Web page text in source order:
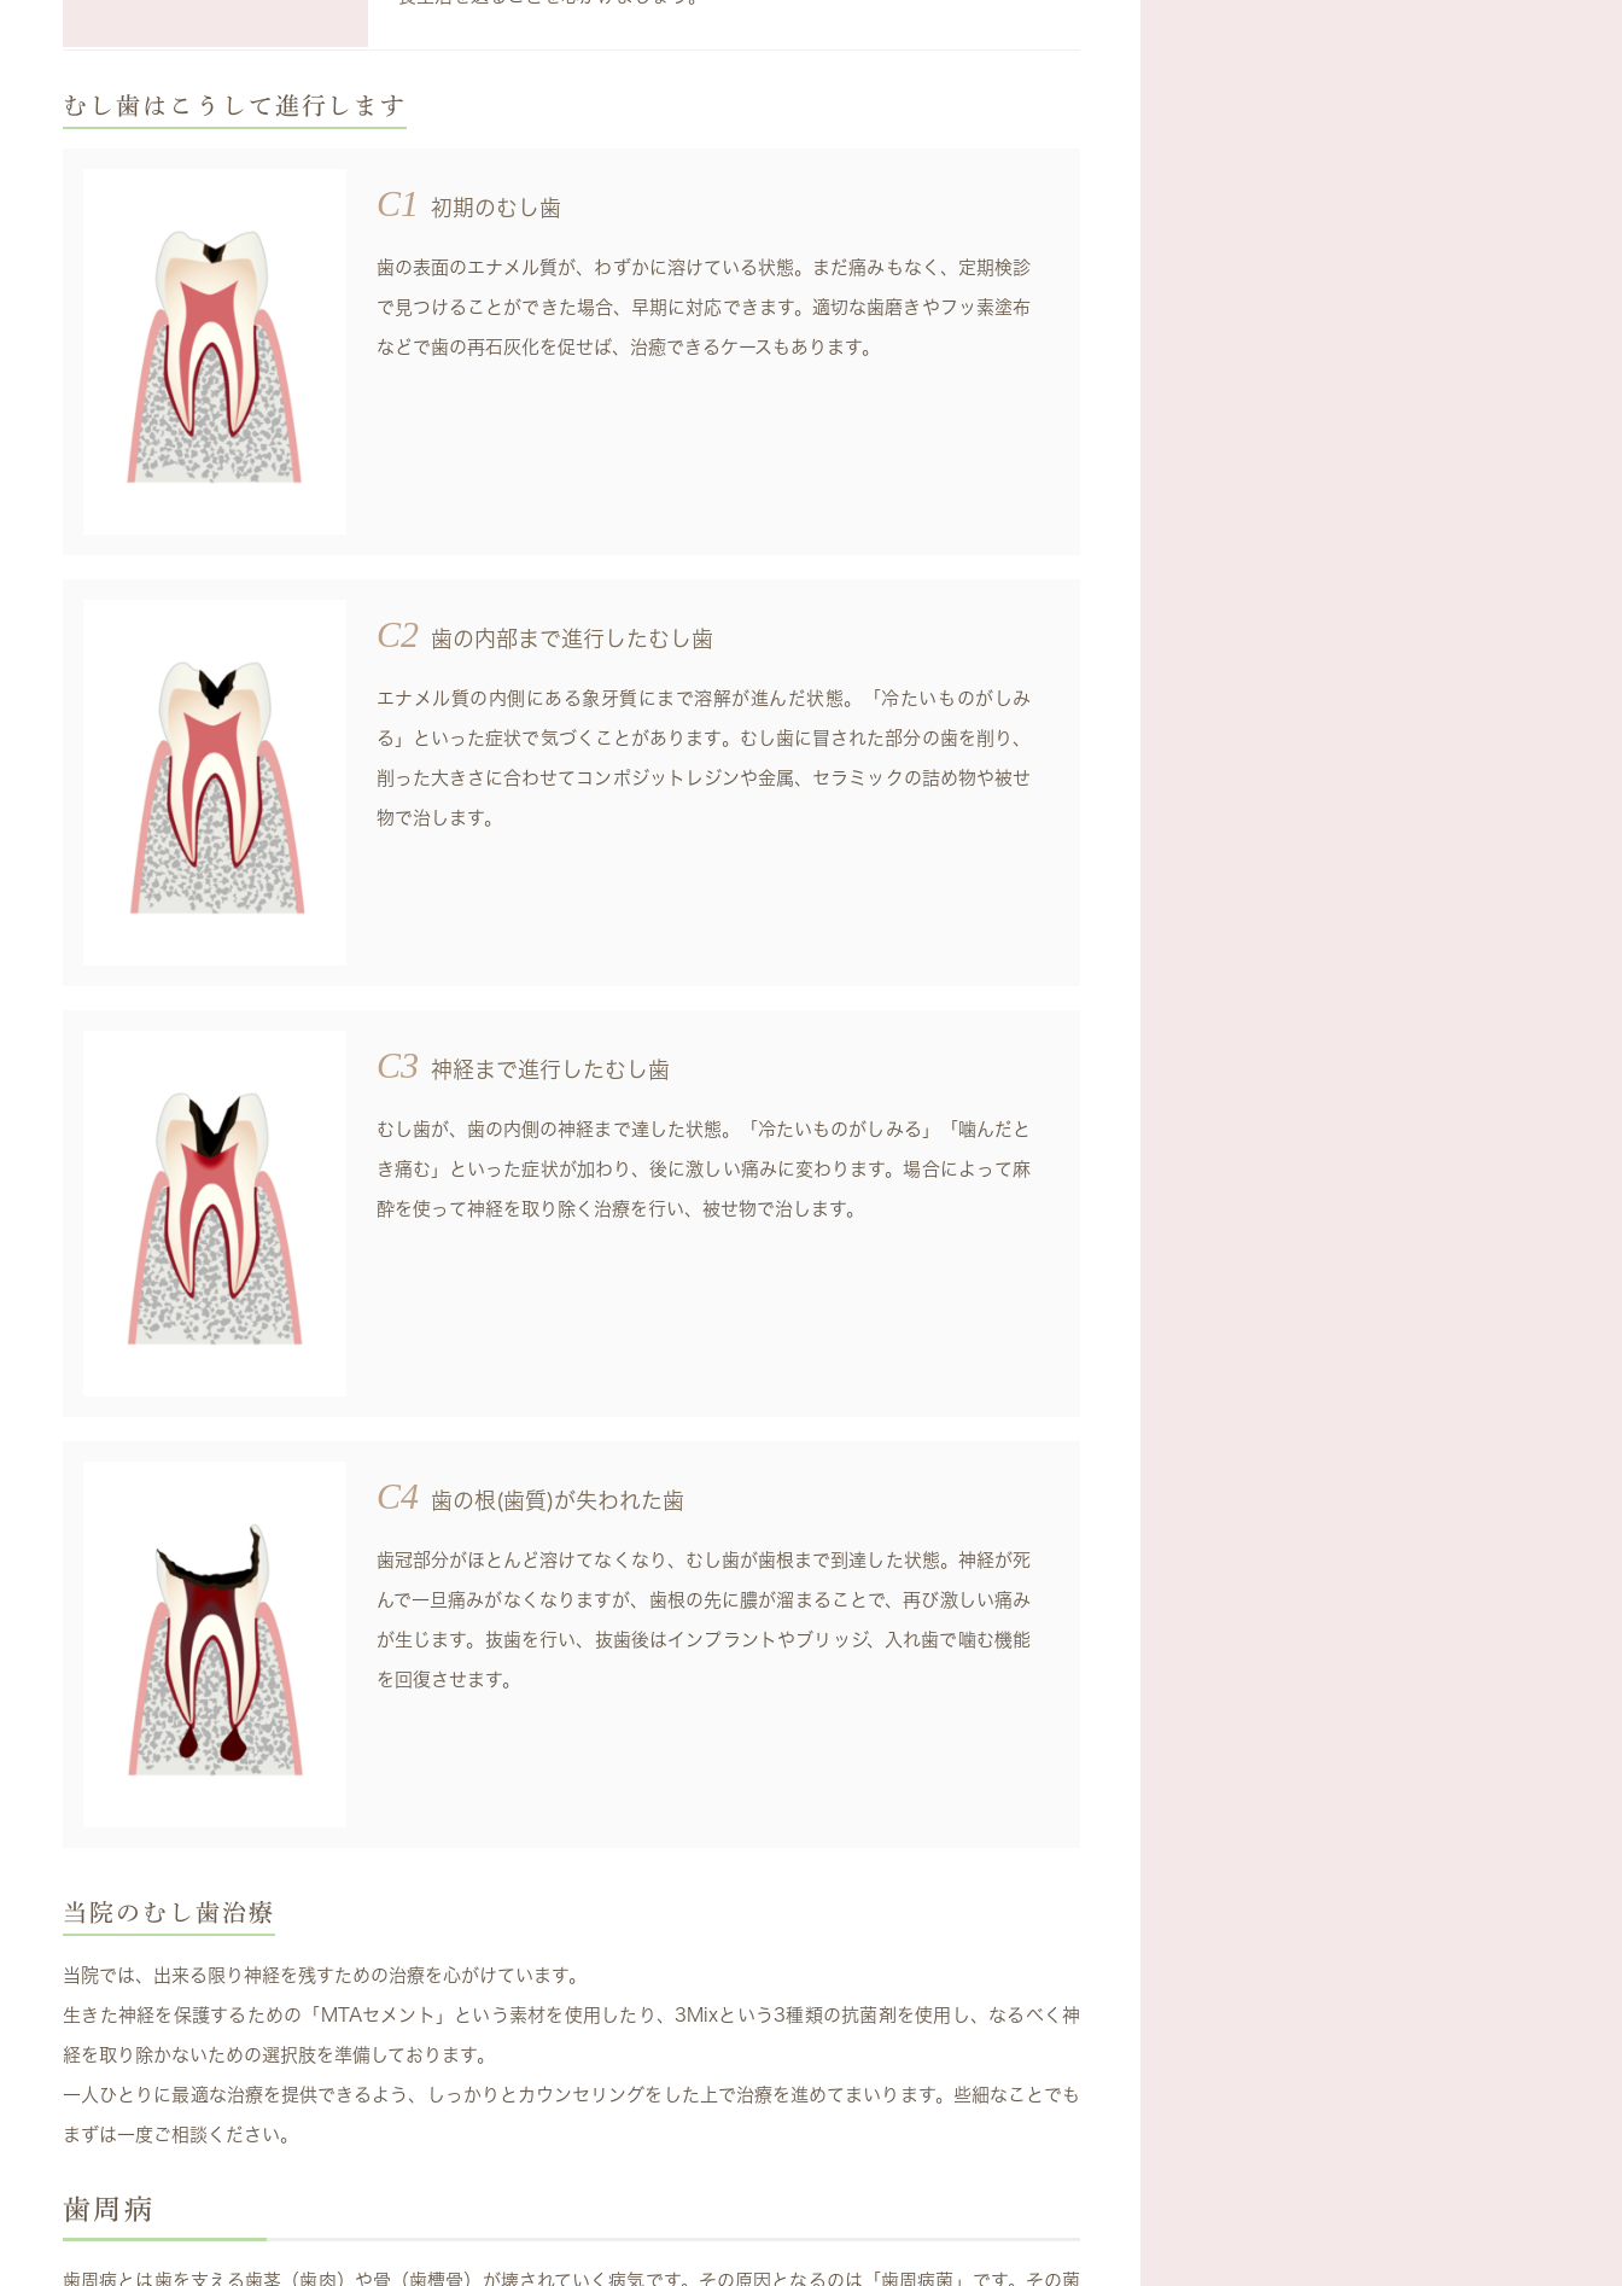
むし歯はこうして進行します
C1 初期のむし歯
歯の表面のエナメル質が、わずかに溶けている状態。まだ痛みもなく、定期検診
で見つけることができた場合、早期に対応できます。適切な歯磨きやフッ素塗布
などで歯の再石灰化を促せば、治癒できるケースもあります。
C2 歯の内部まで進行したむし歯
エナメル質の内側にある象牙質にまで溶解が進んだ状態。「冷たいものがしみ
る」といった症状で気づくことがあります。むし歯に冒された部分の歯を削り、
削った大きさに合わせてコンポジットレジンや金属、セラミックの詰め物や被せ
物で治します。
C3 神経まで進行したむし歯
むし歯が、歯の内側の神経まで達した状態。「冷たいものがしみる」「噛んだと
き痛む」といった症状が加わり、後に激しい痛みに変わります。場合によって麻
酔を使って神経を取り除く治療を行い、被せ物で治します。
C4 歯の根(歯質)が失われた歯
歯冠部分がほとんど溶けてなくなり、むし歯が歯根まで到達した状態。神経が死
んで一旦痛みがなくなりますが、歯根の先に膿が溜まることで、再び激しい痛み
が生じます。抜歯を行い、抜歯後はインプラントやブリッジ、入れ歯で噛む機能
を回復させます。
当院のむし歯治療
当院では、出来る限り神経を残すための治療を心がけています。
生きた神経を保護するための「MTAセメント」という素材を使用したり、3Mixという3種類の抗菌剤を使用し、なるべく神
経を取り除かないための選択肢を準備しております。
一人ひとりに最適な治療を提供できるよう、しっかりとカウンセリングをした上で治療を進めてまいります。些細なことでも
まずは一度ご相談ください。
歯周病
歯周病とは歯を支える歯茎（歯肉）や骨（歯槽骨）が壊されていく病気です。その原因となるのは「歯周病菌」です。その菌